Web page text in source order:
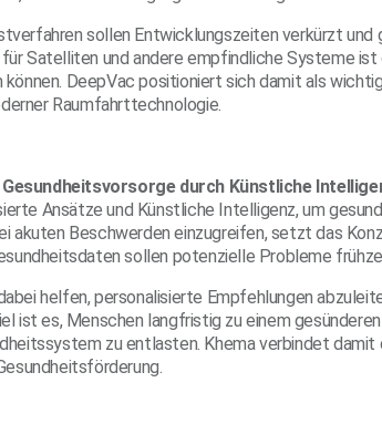
sollen Entwicklungszeiten verkürzt und
Satelliten und andere empfindliche Systeme ist
können. DeepVac positioniert sich damit als
Raumfahrttechnologie.
durch Künstliche
Ansätze und Künstliche Intelligenz, um
akuten Beschwerden einzugreifen, setzt das
sollen potenzielle Probleme
helfen, personalisierte Empfehlungen
ist es, Menschen langfristig zu einem
zu entlasten. Khema verbindet